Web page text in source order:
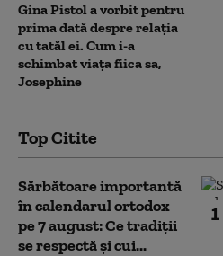
Gina Pistol a vorbit pentru
prima dată despre relația
cu tatăl ei. Cum i-a
schimbat viața fiica sa,
Josephine
Top Citite
1
Sărbătoare importantă
în calendarul ortodox
pe 7 august: Ce tradiții
se respectă și cui...